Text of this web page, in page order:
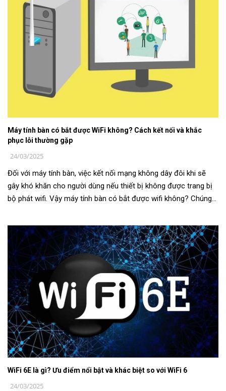
Máy tính bàn có bắt được WiFi không? Cách kết nối và khắc
phục lỗi thường gặp
24/03/2025
Đối với máy tính bàn, việc kết nối mạng không dây đôi khi sẽ
gây khó khăn cho người dùng nếu thiết bị không được trang bị
bộ phát wifi. Vậy máy tính bàn có bắt được wifi không? Chúng
WiFi 6E là gì? Ưu điểm nổi bật và khác biệt so với WiFi 6
24/03/2025